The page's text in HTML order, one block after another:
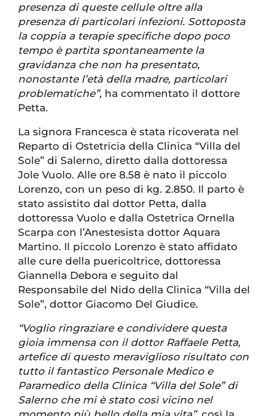
presenza di queste cellule oltre alla
presenza di particolari infezioni. Sottoposta
la coppia a terapie specifiche dopo poco
tempo è partita spontaneamente la
gravidanza che non ha presentato,
nonostante l’età della madre, particolari
problematiche”, ha commentato il dottore
Petta.
La signora Francesca è stata ricoverata nel
Reparto di Ostetricia della Clinica “Villa del
Sole” di Salerno, diretto dalla dottoressa
Jole Vuolo. Alle ore 8.58 è nato il piccolo
Lorenzo, con un peso di kg. 2.850. Il parto è
stato assistito dal dottor Petta, dalla
dottoressa Vuolo e dalla Ostetrica Ornella
Scarpa con l’Anestesista dottor Aquara
Martino. Il piccolo Lorenzo è stato affidato
alle cure della puericoltrice, dottoressa
Giannella Debora e seguito dal
Responsabile del Nido della Clinica “Villa del
Sole”, dottor Giacomo Del Giudice.
“Voglio ringraziare e condividere questa
gioia immensa con il dottor Raffaele Petta,
artefice di questo meraviglioso risultato con
tutto il fantastico Personale Medico e
Paramedico della Clinica “Villa del Sole” di
Salerno che mi è stato così vicino nel